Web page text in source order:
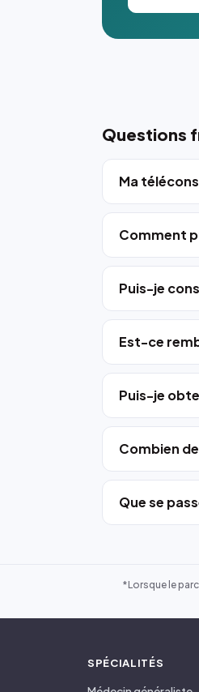
Questions
Ma
Comment
Puis-je
Est-ce
Puis-je
Combien
Que se
*Lorsque le
SPÉCIALITÉS